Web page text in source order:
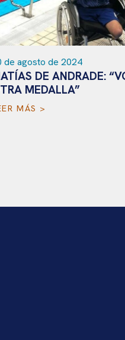
de agosto de 2024
DE ANDRADE:
MEDALLA”
MÁS >